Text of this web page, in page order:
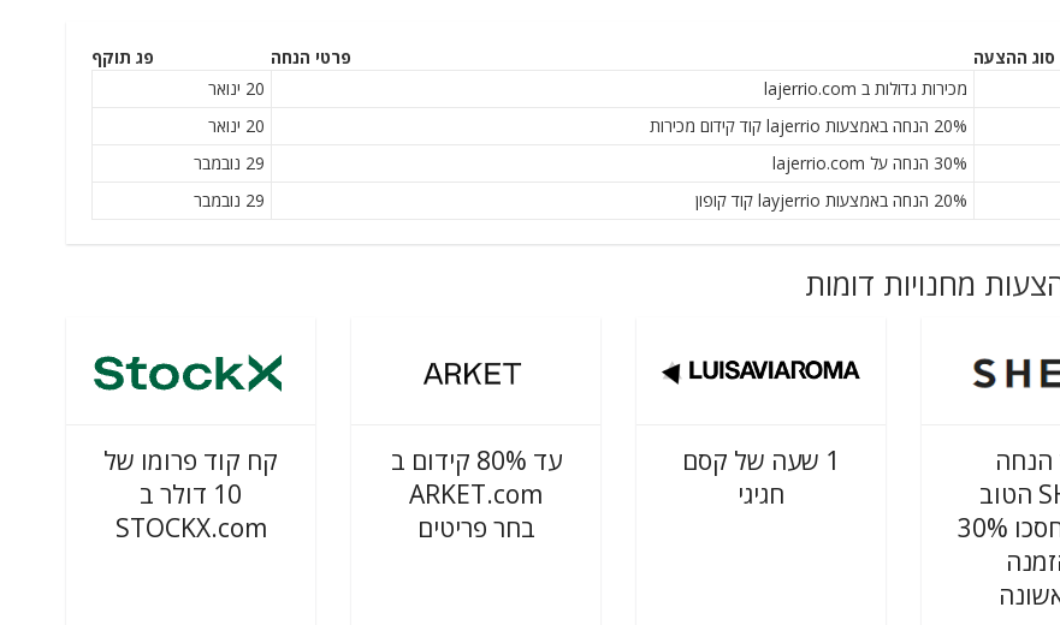
סוג ההצעה פרטי הנחה
פג תוקף
מכירות גדולות ב lajerrio.com
20 ינואר
20% הנחה באמצעות lajerrio קוד קידום מכירות
20 ינואר
30% הנחה על lajerrio.com
29 נובמבר
20% הנחה באמצעות layjerrio קוד קופון 29 נובמבר
מחנויות דומות
הנחה
SHEIN הטוב
ביותר: חסכו 30%
1 שעה של קסם
חגיגי
עד 80% קידום ב
ARKET.com
בחר פריטים
קח קוד פרומו של
10 דולר ב
STOCKX.com